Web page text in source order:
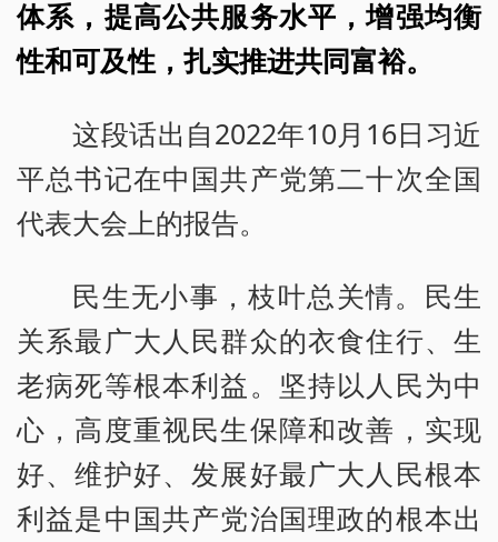
体系，提高公共服务水平，增强均衡
性和可及性，扎实推进共同富裕。
这段话出自2022年10月16日习近
平总书记在中国共产党第二十次全国
代表大会上的报告。
民生无小事，枝叶总关情。民生
关系最广大人民群众的衣食住行、生
老病死等根本利益。坚持以人民为中
心，高度重视民生保障和改善，实现
好、维护好、发展好最广大人民根本
利益是中国共产党治国理政的根本出